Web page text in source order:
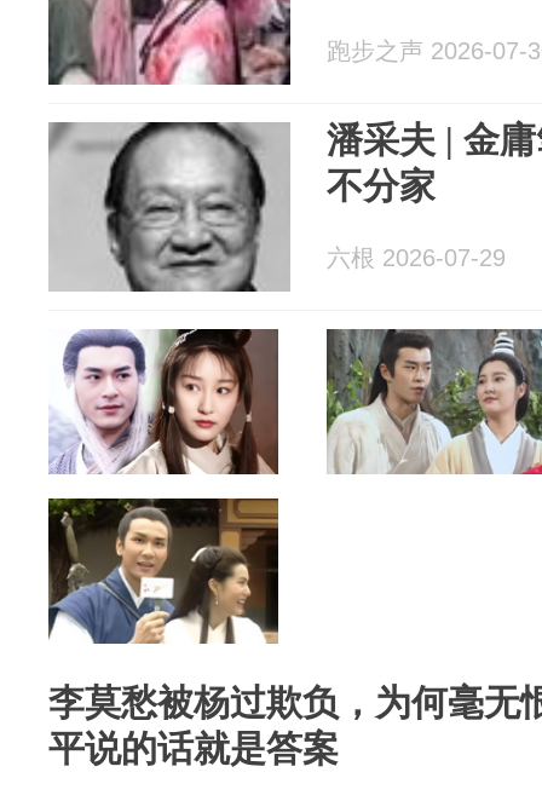
跑步之声 2026-07-
潘采夫 | 金
不分家
六根 2026-07-29
李莫愁被杨过欺负，为何毫无
平说的话就是答案